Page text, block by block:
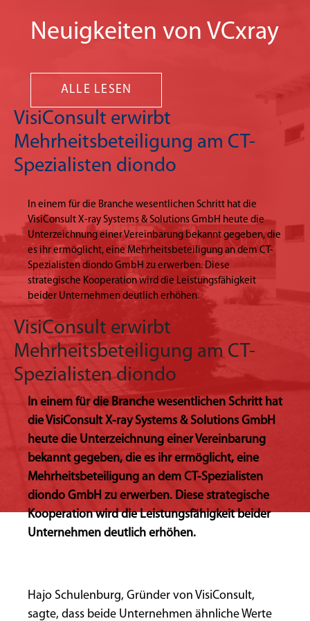
Neuigkeiten von VCxray
ALLE LESEN
VisiConsult erwirbt
Mehrheitsbeteiligung am CT-
Spezialisten diondo
In einem für die Branche wesentlichen Schritt hat die
VisiConsult X-ray Systems & Solutions GmbH heute die
Unterzeichnung einer Vereinbarung bekannt gegeben, die
es ihr ermöglicht, eine Mehrheitsbeteiligung an dem CT-
Spezialisten diondo GmbH zu erwerben. Diese
strategische Kooperation wird die Leistungsfähigkeit
beider Unternehmen deutlich erhöhen.
VisiConsult erwirbt
Mehrheitsbeteiligung am CT-
Spezialisten diondo
In einem für die Branche wesentlichen Schritt hat
die VisiConsult X-ray Systems & Solutions GmbH
heute die Unterzeichnung einer Vereinbarung
bekannt gegeben, die es ihr ermöglicht, eine
Mehrheitsbeteiligung an dem CT-Spezialisten
diondo GmbH zu erwerben. Diese strategische
Kooperation wird die Leistungsfähigkeit beider
Unternehmen deutlich erhöhen.
Hajo Schulenburg, Gründer von VisiConsult,
sagte, dass beide Unternehmen ähnliche Werte